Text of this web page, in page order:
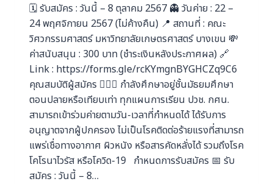
🗓️ รับสมัคร : วันนี้ – 8 ตุลาคม 2567 👻 วันค่าย : 22 –
24 พฤศจิกายน 2567 (ไม่ค้างคืน) 📍 สถานที่ : คณะ
วิศวกรรมศาสตร์ มหาวิทยาลัยเกษตรศาสตร์ บางเขน 💸
ค่าสนับสนุน : 300 บาท (ชำระเงินหลังประกาศผล) 🔗
Link : https://forms.gle/rcKYmgnBYGHCZq9C6
คุณสมบัติผู้สมัคร 🙋🏻‍♀️ กำลังศึกษาอยู่ชั้นมัธยมศึกษา
ตอนปลายหรือเทียบเท่า ทุกแผนการเรียน ปวช. กศน.
สามารถเข้าร่วมค่ายตามวัน-เวลาที่กำหนดได้ ได้รับการ
อนุญาตจากผู้ปกครอง ไม่เป็นโรคติดต่อร้ายแรงที่สามารถ
แพร่เชื่อทางอากาศ ผิวหนัง หรือสารคัดหลั่งได้ รวมถึงโรค
โคโรนาไวรัส หรือโควิด-19 กำหนดการรับสมัคร 📅 รับ
สมัคร : วันนี้ – 8…